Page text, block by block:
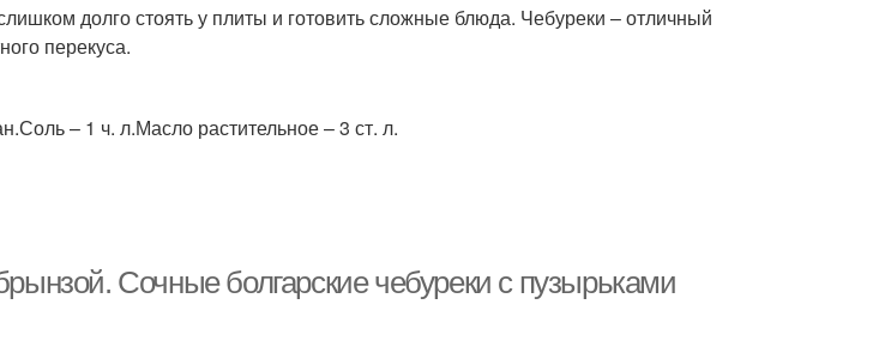
долго стоять у плиты и готовить сложные блюда. Чебуреки – отличный
перекуса.
– 1 ч. л.Масло растительное – 3 ст. л.
Сочные болгарские чебуреки с пузырьками